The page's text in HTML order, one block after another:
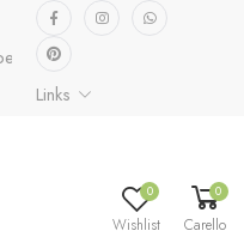
già disponibile.
Links
0
Wishlist
0
Carello